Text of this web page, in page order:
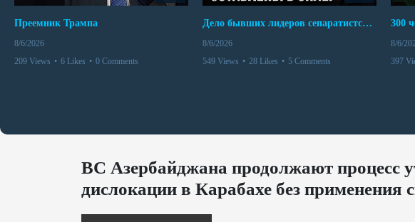
Преемник Трампа
8/6/2026
209 Views • 6 Likes • 0 Comments
Дело бывших лидеров сепаратистского режима в Карабахе
8/6/2026
549 Views • 28 Likes • 5 Comments
8/6/
397
ВС Азербайджана продолжают процесс
дислокации в Карабахе без применения